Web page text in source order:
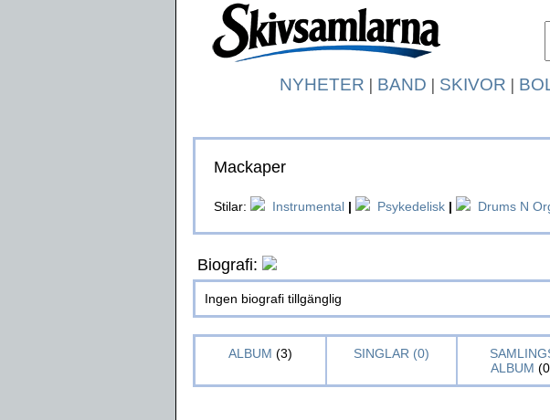
NYHETER | BAND | SKIVOR |
Mackaper
Stilar: Instrumental | Psykedelisk | Drums N
Biografi:
Ingen biografi tillgänglig
ALBUM (3) SINGLAR (0)
ALBUM